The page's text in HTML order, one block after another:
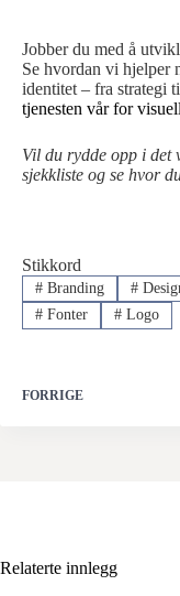
Jobber du med å
Se hvordan vi hjelper
identitet – fra strategi
tjenesten vår for
Vil du rydde opp i det
sjekkliste og se hvor
Stikkord
#Branding #
#Fonter #Logo
FORRIGE
Relaterte innlegg